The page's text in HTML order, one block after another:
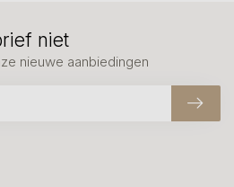
niet
nieuwe aanbiedingen